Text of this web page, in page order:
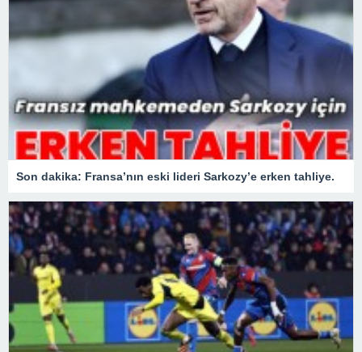
Son dakika: Fransa’nın eski lideri Sarkozy’e erken tahliye.